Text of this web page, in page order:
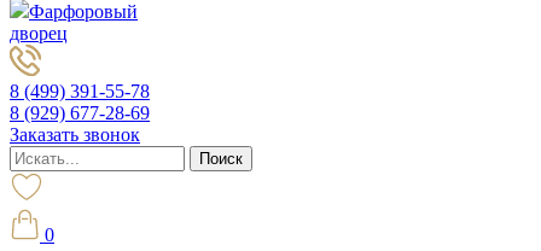
Фарфоровый
дворец
8 (499) 391-55-78
8 (929) 677-28-69
Заказать звонок
0